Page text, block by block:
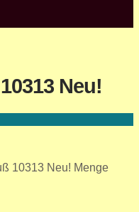
Neu!
10313 Neu! Menge